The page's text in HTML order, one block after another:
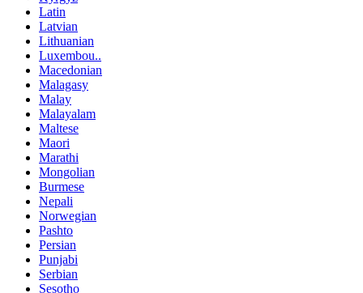
Latin
Latvian
Lithuanian
Luxembou..
Macedonian
Malagasy
Malay
Malayalam
Maltese
Maori
Marathi
Mongolian
Burmese
Nepali
Norwegian
Pashto
Persian
Punjabi
Serbian
Sesotho